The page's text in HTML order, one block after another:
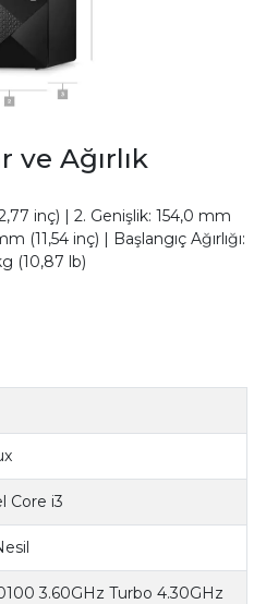
ve Ağırlık
inç) | 2. Genişlik: 154,0 mm
(11,54 inç) | Başlangıç Ağırlığı:
(10,87 lb)
Core i3
3.60GHz Turbo 4.30GHz